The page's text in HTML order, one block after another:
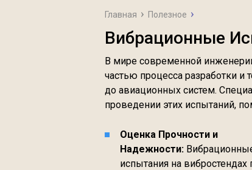
Главная Полезное
Вибрационные
В мире современной
частью процесса разработки и
до авиационных систем.
проведении этих испытаний,
Оценка Прочности и
Надежности:
испытания на вибростендах